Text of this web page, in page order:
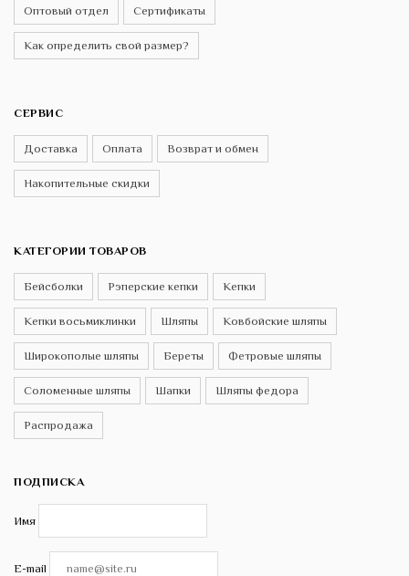
Оптовый отдел Сертификаты
Как определить свой размер?
СЕРВИС
Доставка Оплата Возврат и обмен
Накопительные скидки
КАТЕГОРИИ ТОВАРОВ
Бейсболки Рэперские кепки Кепки
Кепки восьмиклинки Шляпы Ковбойские шляпы
Широкополые шляпы Береты Фетровые шляпы
Соломенные шляпы Шапки Шляпы федора
Распродажа
ПОДПИСКА
Имя
E-mail